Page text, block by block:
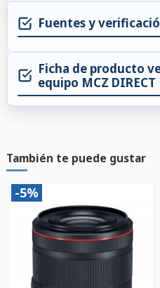
Fuentes y
Ficha de producto
equipo MCZ DIRECT
También te puede gustar
-5%